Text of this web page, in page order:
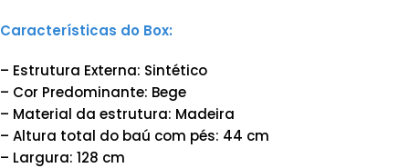
Características do Box:
– Estrutura Externa: Sintético
– Cor Predominante: Bege
– Material da estrutura: Madeira
– Altura total do baú com pés: 44 cm
– Largura: 128 cm